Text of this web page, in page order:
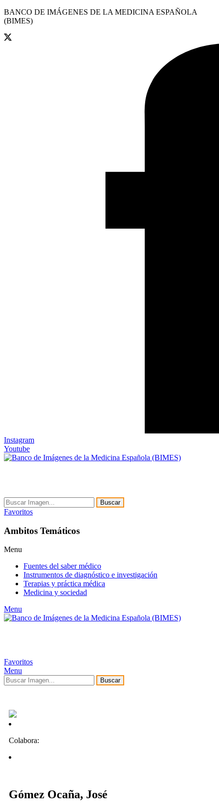
BANCO DE IMÁGENES DE LA MEDICINA ESPAÑOLA
(BIMES)
Instagram
Youtube
Buscar
Favoritos
Ambitos Temáticos
Menu
Fuentes del saber médico
Instrumentos de diagnóstico e investigación
Terapias y práctica médica
Medicina y sociedad
Menu
Favoritos
Menu
Buscar
Colabora:
Gómez Ocaña, José